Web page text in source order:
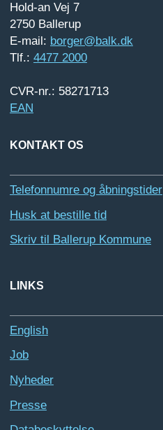
Hold-an Vej 7
2750 Ballerup
E-mail: borger@balk.dk
Tlf.: 4477 2000
CVR-nr.: 58271713
EAN
KONTAKT OS
Telefonnumre og åbningstider
Husk at bestille tid
Skriv til Ballerup Kommune
LINKS
English
Job
Nyheder
Presse